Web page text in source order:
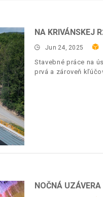
NA KRIVÁNSKEJ
Jun 24, 2025
Stavebné práce na
prvá a zároveň
NOČNÁ